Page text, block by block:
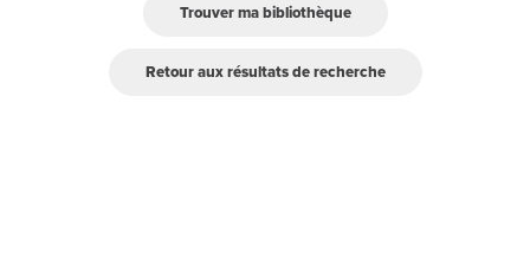
Trouver ma bibliothèque
Retour aux résultats de recherche